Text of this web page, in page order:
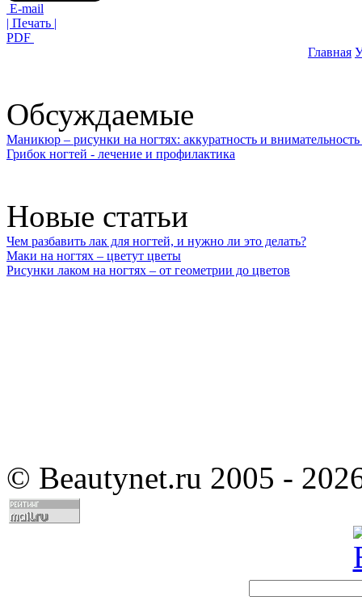
E-mail
| Печать |
PDF
Главная
Обсуждаемые
Маникюр – рисунки на ногтях: аккуратность и
Грибок ногтей - лечение и профилактика
Новые статьи
Чем разбавить лак для ногтей, и нужно ли это делать?
Маки на ногтях – цветут цветы
Рисунки лаком на ногтях – от геометрии до цветов
© Beautynet.ru 2005 -